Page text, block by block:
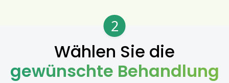
2
Wählen Sie die
gewünschte Behandlung